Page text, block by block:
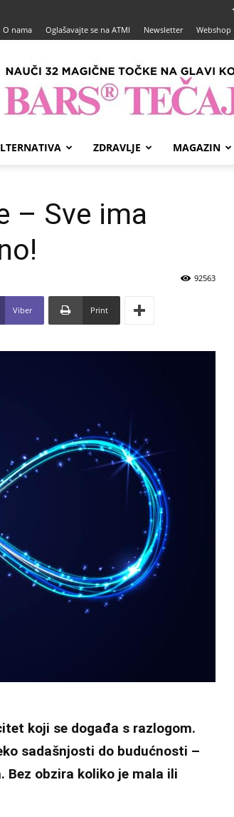
O nama Oglašavajte se na ATMI Newsletter Webshop
ZDRAVLJE MAGAZIN
– Sve ima
92563
Viber Print
koji se događa s razlogom.
sadašnjosti do budućnosti –
Bez obzira koliko je mala ili